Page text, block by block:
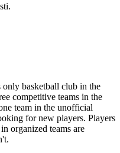
basketball club in the
competitive teams in the
team in the unofficial
for new players. Players
organized teams are